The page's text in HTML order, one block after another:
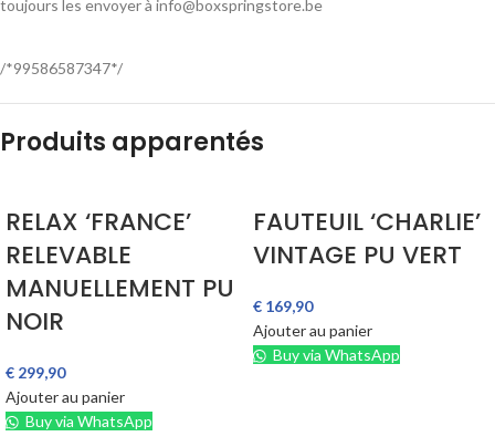
toujours les envoyer à info@boxspringstore.be
/*99586587347*/
Produits apparentés
RELAX ‘FRANCE’
RELEVABLE
MANUELLEMENT PU
NOIR
€ 299,90
Ajouter au panier
Buy via WhatsApp
FAUTEUIL ‘CHARLIE’
VINTAGE PU VERT
€ 169,90
Ajouter au panier
Buy via WhatsApp